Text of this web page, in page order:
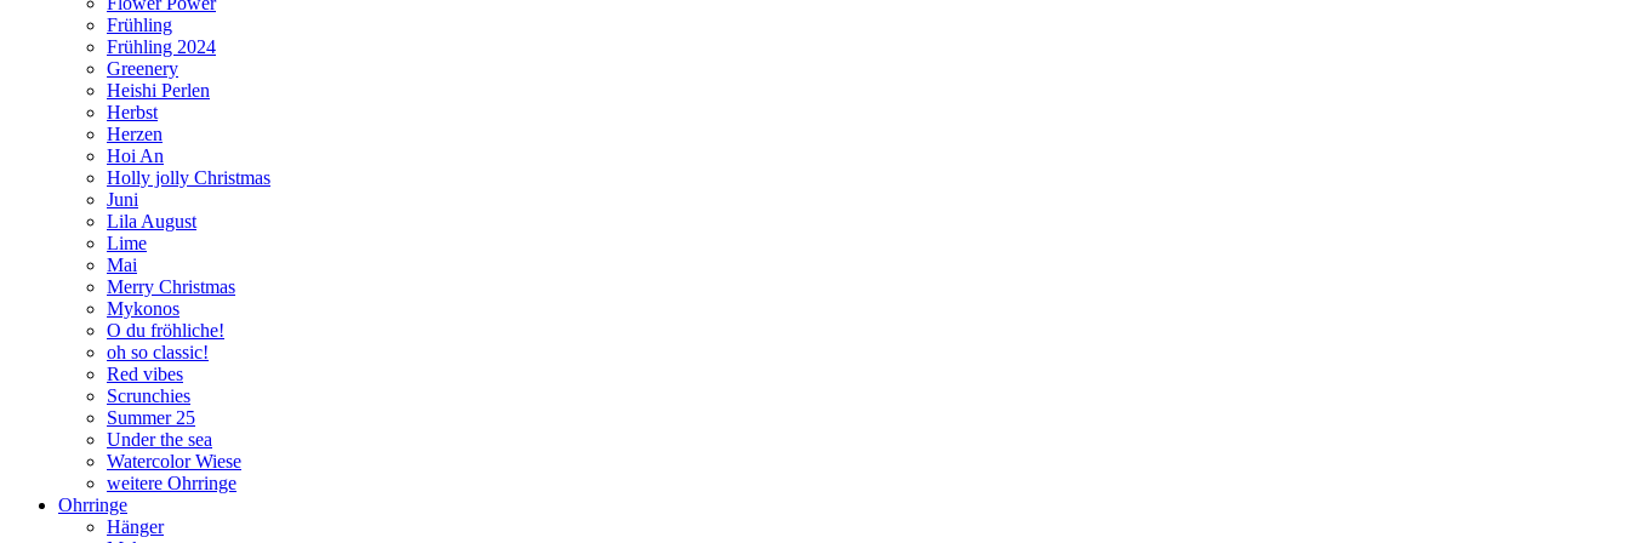
Frühling
Frühling 2024
Greenery
Heishi Perlen
Herbst
Herzen
Hoi An
Holly jolly Christmas
Juni
Lila August
Lime
Mai
Merry Christmas
Mykonos
O du fröhliche!
oh so classic!
Red vibes
Scrunchies
Summer 25
Under the sea
Watercolor Wiese
weitere Ohrringe
Ohrringe
Hänger